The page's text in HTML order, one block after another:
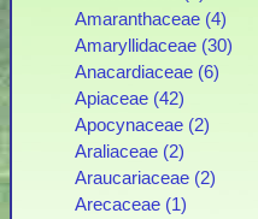
Amaranthaceae (4)
Amaryllidaceae (30)
Anacardiaceae (6)
Apiaceae (42)
Apocynaceae (2)
Araliaceae (2)
Araucariaceae (2)
Arecaceae (1)